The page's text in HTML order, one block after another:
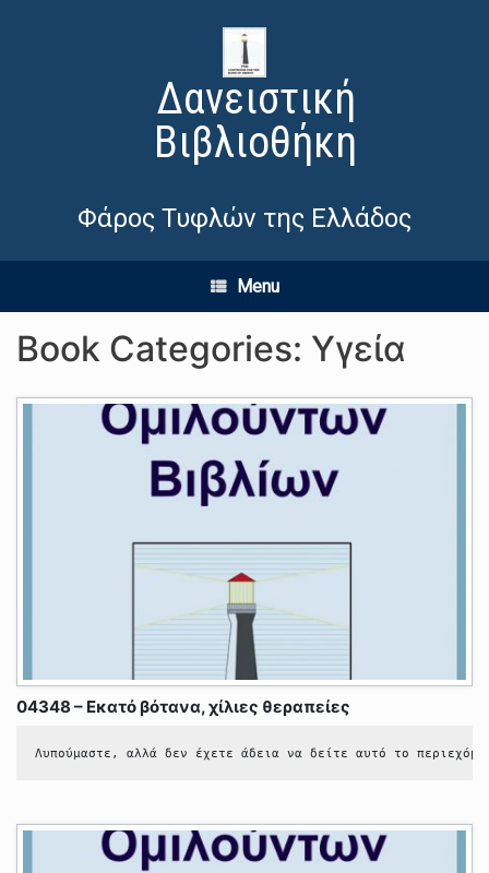
Δανειστική
Βιβλιοθήκη
Φάρος Τυφλών της Ελλάδος
Menu
Book Categories: Υγεία
04348 – Εκατό βότανα, χίλιες θεραπείες
Λυπούμαστε, αλλά δεν έχετε άδεια να δείτε αυτό το